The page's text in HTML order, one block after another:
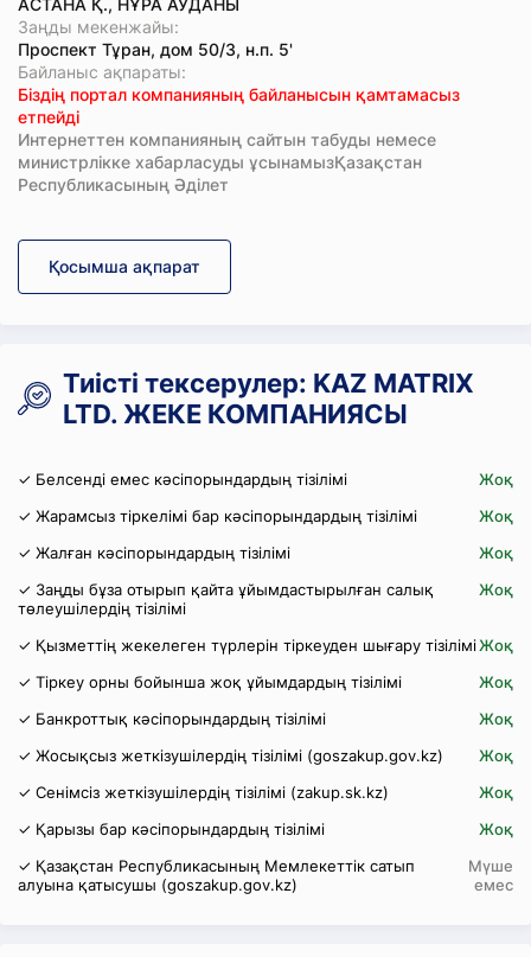
АСТАНА Қ., НҰРА АУДАНЫ
Заңды мекенжайы:
Проспект Тұран, дом 50/3, н.п. 5'
Байланыс ақпараты:
Біздің портал компанияның байланысын қамтамасыз
етпейді
Интернеттен компанияның сайтын табуды немесе
министрлікке хабарласуды ұсынамызҚазақстан
Республикасының Әділет
Қосымша ақпарат
Тиісті тексерулер: KAZ MATRIX
LTD. ЖЕКЕ КОМПАНИЯСЫ
✓ Белсенді емес кәсіпорындардың тізілімі
Жоқ
✓ Жарамсыз тіркелімі бар кәсіпорындардың тізілімі
Жоқ
✓ Жалған кәсіпорындардың тізілімі
Жоқ
✓ Заңды бұза отырып қайта ұйымдастырылған салық
төлеушілердің тізілімі
Жоқ
✓ Қызметтің жекелеген түрлерін тіркеуден шығару тізіліміЖоқ
✓ Тіркеу орны бойынша жоқ ұйымдардың тізілімі
Жоқ
✓ Банкроттық кәсіпорындардың тізілімі
Жоқ
✓ Жосықсыз жеткізушілердің тізілімі (goszakup.gov.kz)
Жоқ
✓ Сенімсіз жеткізушілердің тізілімі (zakup.sk.kz)
Жоқ
✓ Қарызы бар кәсіпорындардың тізілімі
Жоқ
✓ Қазақстан Республикасының Мемлекеттік сатып
алуына қатысушы (goszakup.gov.kz)
Мүше
емес